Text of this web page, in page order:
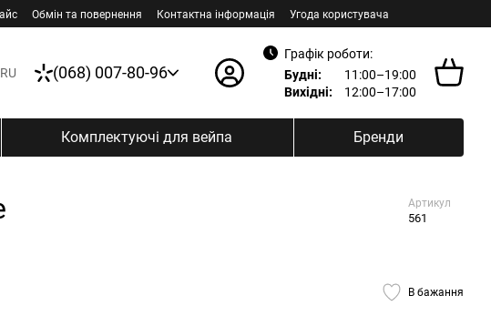
Обмін та повернення Контактна інформація Угода користувача
RU (068) 007-80-96
Графік роботи:
Будні:
11:00–19:00
Вихідні:
12:00–17:00
Комплектуючі для вейпа Бренди
Артикул
561
В бажання